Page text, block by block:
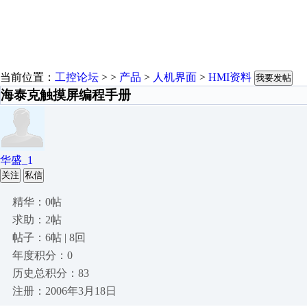
当前位置： 工控论坛 > > 产品 > 人机界面 > HMI资料 我要发帖
海泰克触摸屏编程手册
华盛_1
关注 私信
精华：0帖
求助：2帖
帖子：6帖 | 8回
年度积分：0
历史总积分：83
注册：2006年3月18日